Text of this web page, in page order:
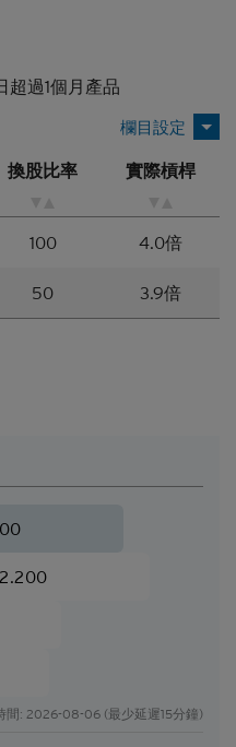
事、高管人員及/或
網站上刊發材料的各
或任何資料提供者，一
、完整性、充分性或
用途上的合適性作出任
示或暗示）。本香港網
獨立核實或作出獨立判
水平、披露材料、估值
真誠判定的假設及參數
有關的引述、披露或分
資料僅供參考之用，
。
人無力償債或違約，
部應收款項
者或會蒙受全盤損
流通性亦是無法預測
司或會是結構性產品的
所載的任何見解、預
判斷，不能保證日後的
、預測或估計一致。
後業績的指標。
設有強制贖回機制。在
超過1個月產品
換股比率 實際槓桿
100 4.0倍
50 3.9倍
間: 2026-08-06 (最少延遲15分鐘)